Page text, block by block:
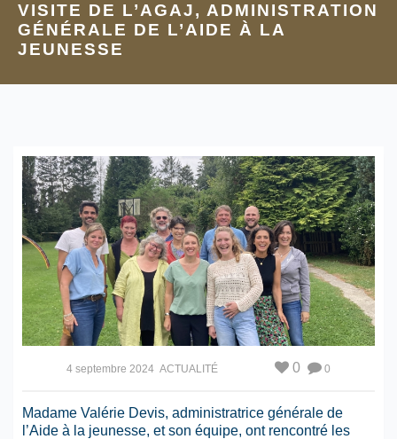
VISITE DE L’AGAJ, ADMINISTRATION
GÉNÉRALE DE L’AIDE À LA
JEUNESSE
4 septembre 2024 ACTUALITÉ 0
0
Madame Valérie Devis, administratrice générale de
l’Aide à la jeunesse, et son équipe, ont rencontré les